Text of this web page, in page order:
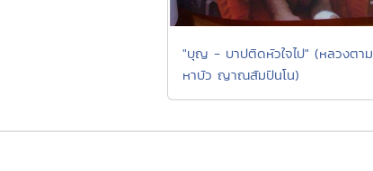
"บุญ - บาปติดหัวใจไป" (หลวงตาม
หาบัว ญาณสัมปันโน)